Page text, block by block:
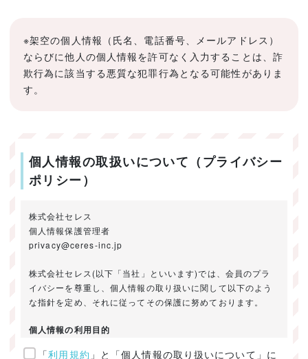
※架空の個人情報（氏名、電話番号、メールアドレス）
ならびに他人の個人情報を許可なく入力することは、詐
欺行為に該当する悪質な犯罪行為となる可能性がありま
す。
個人情報の取扱いについて（プライバシー
ポリシー）
株式会社セレス
個人情報保護管理者
privacy@ceres-inc.jp
株式会社セレス(以下「当社」といいます)では、会員のプラ
イバシーを尊重し、個人情報の取り扱いに関して以下のよう
な指針を定め、それに従ってその保護に努めております。
個人情報の利用目的
「利用規約 」と「個人情報の取り扱いについて」に